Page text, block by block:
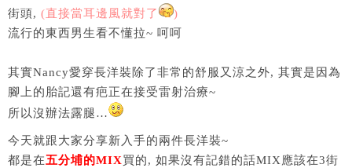
街頭, (直接當耳邊風就對了
)
流行的東西男生看不懂拉~ 呵呵
其實Nancy愛穿長洋裝除了非常的舒服又涼之外, 其實是因為
腳上的胎記還有疤正在接受雷射治療~
所以沒辦法露腿…
今天就跟大家分享新入手的兩件長洋裝~
都是在五分埔的MIX買的, 如果沒有記錯的話MIX應該在3街